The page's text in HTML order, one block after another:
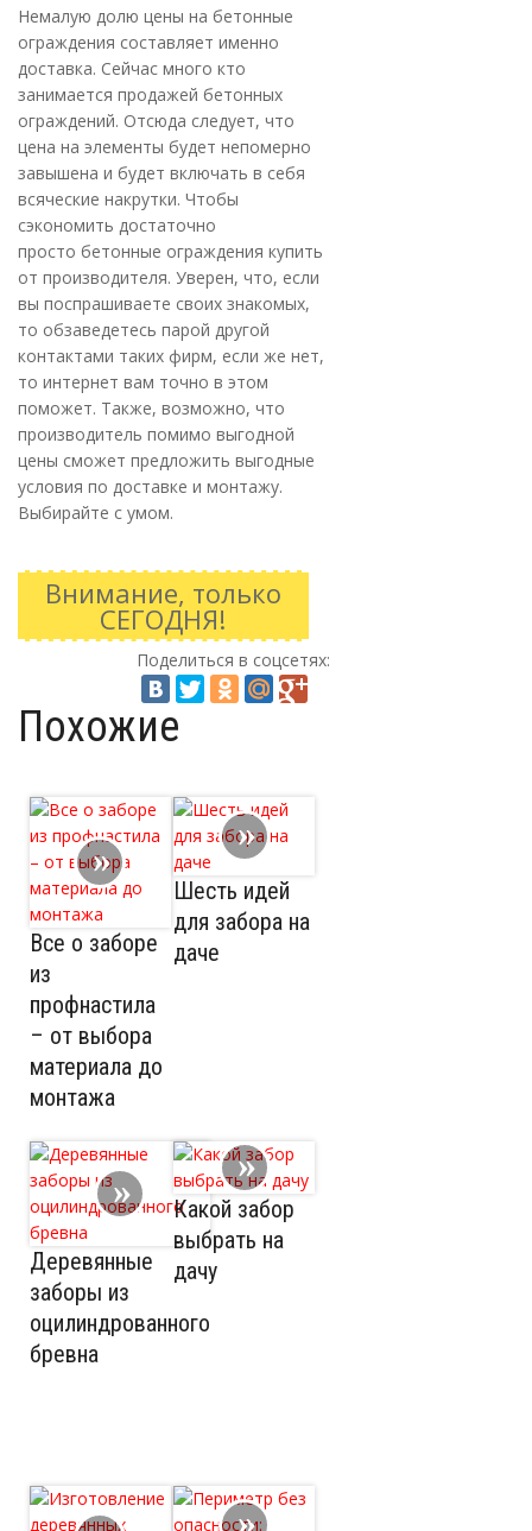
Немалую долю цены на бетонные
ограждения составляет именно
доставка. Сейчас много кто
занимается продажей бетонных
ограждений. Отсюда следует, что
цена на элементы будет непомерно
завышена и будет включать в себя
всяческие накрутки. Чтобы
сэкономить достаточно
просто бетонные ограждения купить
от производителя. Уверен, что, если
вы поспрашиваете своих знакомых,
то обзаведетесь парой другой
контактами таких фирм, если же нет,
то интернет вам точно в этом
поможет. Также, возможно, что
производитель помимо выгодной
цены сможет предложить выгодные
условия по доставке и монтажу.
Выбирайте с умом.
Внимание, только
СЕГОДНЯ!
Поделиться в соцсетях:
Похожие
Все о заборе
из
профнастила
– от выбора
материала до
монтажа
Шесть идей
для забора на
даче
Деревянные
заборы из
оцилиндрованного
бревна
Какой забор
выбрать на
дачу